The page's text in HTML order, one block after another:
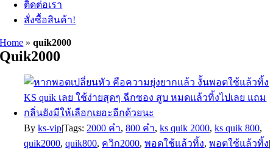
ติดต่อเรา
สั่งซื้อสินค้า!
Home »quik2000
Quik2000
Byks-vip|Tags: 2000 คำ,800 คำ,ks quik 2000,ks quik 800,
quik2000,quik800, ควิก2000,พอดใช้แล้วทิ้ง,พอตใช้แล้วทิ้ง|